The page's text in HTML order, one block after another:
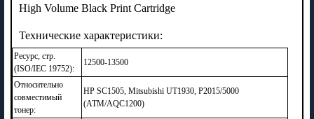
High Volume Black Print Cartridge
Технические характеристики:
Ресурс, стр.
(ISO/IEC 19752):
12500-13500
Относительно
совместимый
тонер:
HP SC1505, Mitsubishi UT1930, P2015/5000
(ATM/AQC1200)